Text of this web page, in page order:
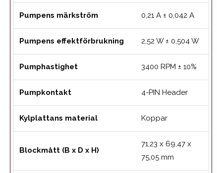
Pumpens märkström 0,21 A ± 0,042 A
Pumpens effektförbrukning 2,52 W ± 0,504 W
Pumphastighet 3400 RPM ± 10%
Pumpkontakt 4-PIN Header
Kylplattans material Koppar
Blockmått (B x D x H)
71,23 x 69,47 x
75,05 mm